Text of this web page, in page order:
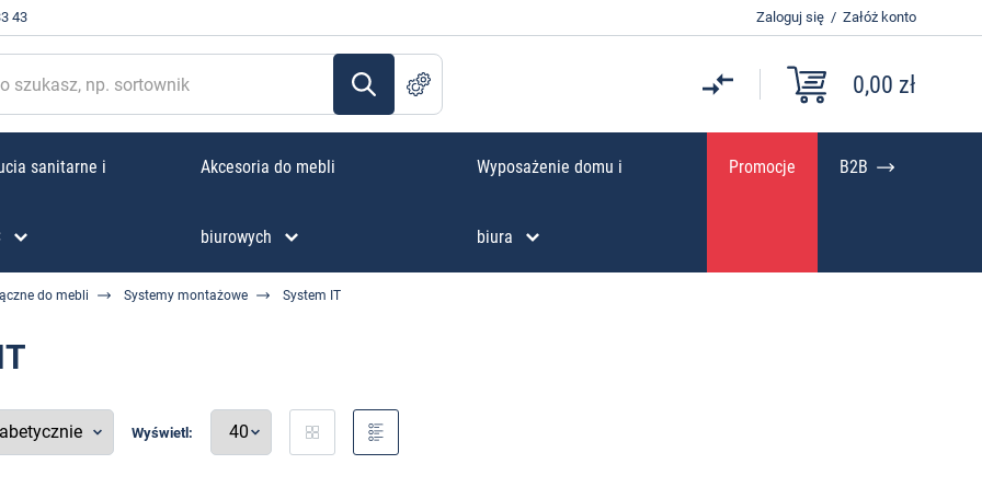
43 Zaloguj się / Załóż konto
0,00 zł
sanitarne i Akcesoria do mebli
biurowych
Wyposażenie domu i
biura
Promocje B2B
do mebli Systemy montażowe System IT
Wyświetl: